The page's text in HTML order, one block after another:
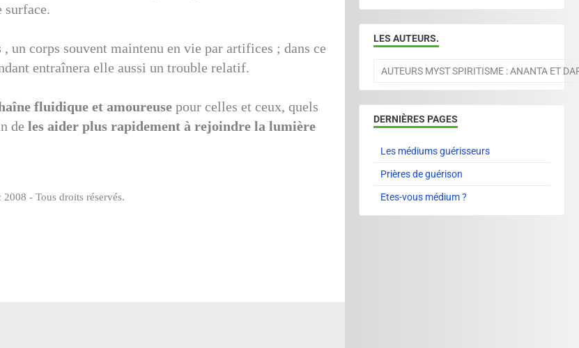
surface.
un corps souvent maintenu en vie par artifices ; dans ce
entraînera elle aussi un trouble relatif.
fluidique et amoureuse pour celles et ceux, quels
de les aider plus rapidement à rejoindre la lumière
2008 - Tous droits réservés.
LES AUTEURS.
AUTEURS MYST SPIRITISME : ANANTA ET
DERNIÈRES PAGES
Les médiums guérisseurs
Prières de guérison
Etes-vous médium ?